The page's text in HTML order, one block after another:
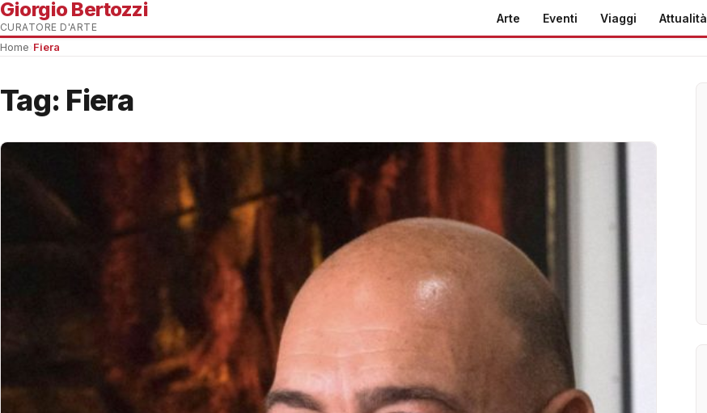
Giorgio Bertozzi
CURATORE D'ARTE
Arte Eventi Viaggi Attualità
Home Fiera
Tag: Fiera